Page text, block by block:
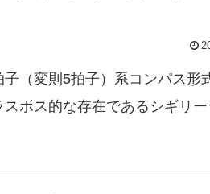
（変則5拍子）系コンパス形
ボス的な存在であるシギリ